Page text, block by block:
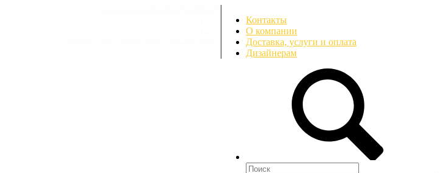
Контакты
О компании
Доставка, услуги и оплата
Дизайнерам